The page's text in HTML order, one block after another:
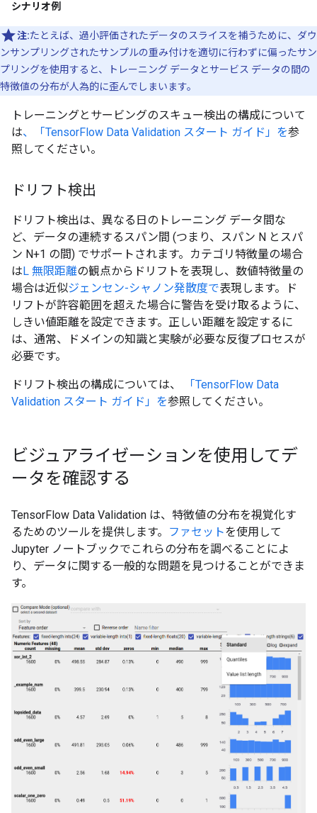
シナリオ例
注:たとえば、過小評価されたデータのスライスを補うために、ダウ
ンサンプリングされたサンプルの重み付けを適切に行わずに偏ったサン
プリングを使用すると、トレーニング データとサービス データの間の
特徴値の分布が人為的に歪んでしまいます。
トレーニングとサービングのスキュー検出の構成について
は、「TensorFlow Data Validation スタート ガイド」を参
照してください。
ドリフト検出
ドリフト検出は、異なる日のトレーニング データ間な
ど、データの連続するスパン間 (つまり、スパン N とスパ
ン N+1 の間) でサポートされます。カテゴリ特徴量の場合
はL 無限距離の観点からドリフトを表現し、数値特徴量の
場合は近似ジェンセン-シャノン発散度で表現します。ド
リフトが許容範囲を超えた場合に警告を受け取るように、
しきい値距離を設定できます。正しい距離を設定するに
は、通常、ドメインの知識と実験が必要な反復プロセスが
必要です。
ドリフト検出の構成については、
「TensorFlow Data
Validation スタート ガイド」を参照してください。
ビジュアライゼーションを使用してデ
ータを確認する
TensorFlow Data Validation は、特徴値の分布を視覚化す
るためのツールを提供します。
ファセットを使用して
Jupyter ノートブックでこれらの分布を調べることによ
り、データに関する一般的な問題を見つけることができま
す。